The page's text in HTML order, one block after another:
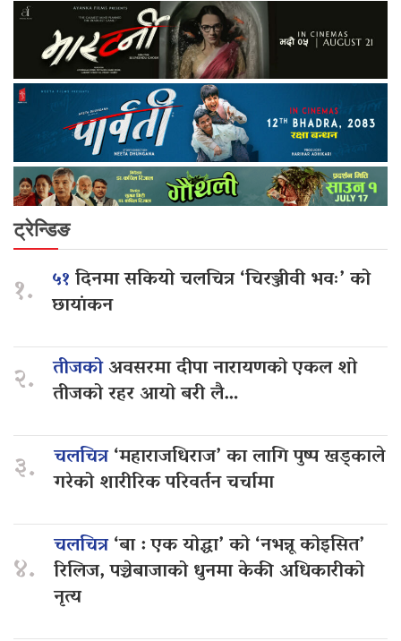
ट्रेन्डिङ
१. ५१दिनमा सकियो चलचित्र ‘चिरञ्जीवी भवः’ को
छायांकन
२. तीजकोअवसरमा दीपा नारायणको एकल शो
तीजको रहर आयो बरी लै…
३. चलचित्र‘महाराजधिराज’ का लागि पुष्प खड्काले
गरेको शारीरिक परिवर्तन चर्चामा
४.
चलचित्र‘बा : एक योद्धा’ को ‘नभन्नू कोइसित’
रिलिज, पञ्चेबाजाको धुनमा केकी अधिकारीको
नृत्य